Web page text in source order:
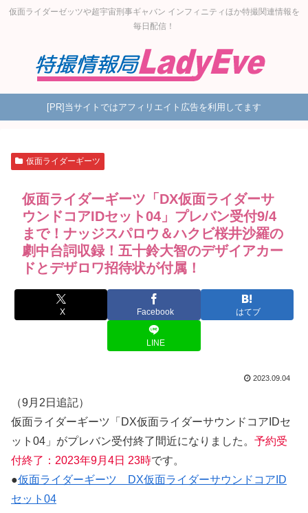
仮面ライダーゼッツや超宇宙刑事ギャバン インフィニティほか特撮関連情報を
毎日配信！
[PR]当サイトではアフィリエイト広告を利用してます
仮面ライダーギーツ
仮面ライダーギーツ「DX仮面ライダーサ
ウンドコアIDセット04」プレバン受付9/4
まで！ナッジスパロウ＆ハクビ桜井沙羅の
劇中台詞収録！五十鈴大智のデザイアカー
ドとデザロワ招待状が付属！
X Facebook はてブ
LINE
2023.09.04
（9月2日追記）
仮面ライダーギーツ「DX仮面ライダーサウンドコアIDセ
ット04」がプレバン受付終了間近になりました。 予約受
付終了：2023年9月4日 23時です。
●仮面ライダーギーツ DX仮面ライダーサウンドコアID
セット04